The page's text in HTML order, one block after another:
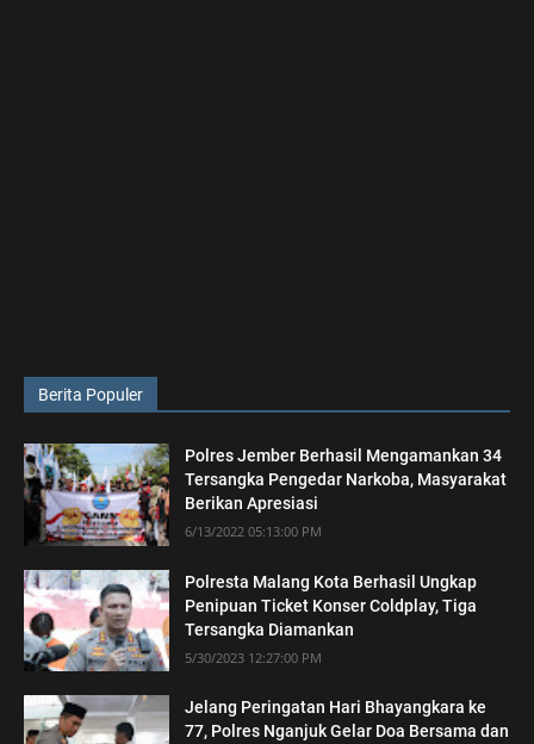
Berita Populer
Polres Jember Berhasil Mengamankan 34
Tersangka Pengedar Narkoba, Masyarakat
Berikan Apresiasi
6/13/2022 05:13:00 PM
Polresta Malang Kota Berhasil Ungkap
Penipuan Ticket Konser Coldplay, Tiga
Tersangka Diamankan
5/30/2023 12:27:00 PM
Jelang Peringatan Hari Bhayangkara ke
77, Polres Nganjuk Gelar Doa Bersama dan